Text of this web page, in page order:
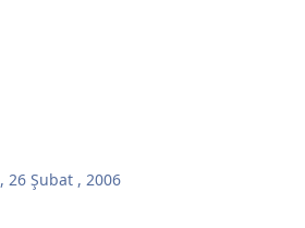
,26 Şubat , 2006